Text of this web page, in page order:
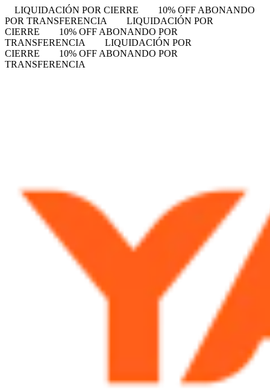
LIQUIDACIÓN POR CIERRE
10% OFF ABONANDO
POR TRANSFERENCIA
LIQUIDACIÓN POR
CIERRE
10% OFF ABONANDO POR
TRANSFERENCIA
LIQUIDACIÓN POR
CIERRE
10% OFF ABONANDO POR
TRANSFERENCIA